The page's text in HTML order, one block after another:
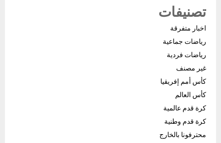
تصنيفات
اخبار متفرقة
رياضات جماعية
رياضات فردية
غير مصنف
كأس أمم إفريقيا
كأس العالم
كرة قدم عالمية
كرة قدم وطنية
محترفونا بالخارج